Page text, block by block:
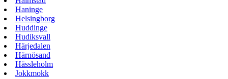
Haninge
Helsingborg
Huddinge
Hudiksvall
Härjedalen
Härnösand
Hässleholm
Jokkmokk